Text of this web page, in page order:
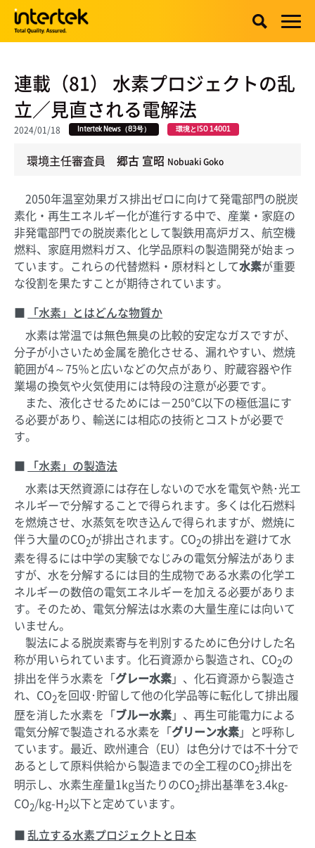
連載（81） 水素プロジェクトの乱
立／見直される電解法
2024/01/18 Intertek News（83号） 環境とISO 14001
環境主任審査員 郷古 宣昭 Nobuaki Goko
2050年温室効果ガス排出ゼロに向けて発電部門の脱炭
素化・再生エネルギー化が進行する中で、産業・家庭の
非発電部門での脱炭素化として製鉄用高炉ガス、航空機
燃料、家庭用燃料ガス、化学品原料の製造開発が始まっ
ています。これらの代替燃料・原材料として水素が重要
な役割を果たすことが期待されています。
「水素」とはどんな物質か
水素は常温では無色無臭の比較的安定なガスですが、
分子が小さいため金属を脆化させる、漏れやすい、燃焼
範囲が4～75％と広いなどの欠点があり、貯蔵容器や作
業場の換気や火気使用には特段の注意が必要です。
また、液化させるためには－250℃以下の極低温にす
る必要があり、輸送には相応の技術とコストが必要で
す。
「水素」の製造法
水素は天然資源には存在しないので水を電気や熱･光エ
ネルギーで分解することで得られます。多くは化石燃料
を燃焼させ、水蒸気を吹き込んで得られますが、燃焼に
伴う大量のCO2が排出されます。CO2の排出を避けて水
素を得るには中学の実験でなじみの電気分解法がありま
すが、水を分解するには目的生成物である水素の化学エ
ネルギーの数倍の電気エネルギーを加える必要がありま
す。そのため、電気分解法は水素の大量生産には向いて
いません。
製法による脱炭素寄与を判別するために色分けした名
称が用いられています。化石資源から製造され、CO2の
排出を伴う水素を「グレー水素」、化石資源から製造さ
れ、CO2を回収･貯留して他の化学品等に転化して排出履
歴を消した水素を「ブルー水素」、再生可能電力による
電気分解で製造される水素を「グリーン水素」と呼称し
ています。最近、欧州連合（EU）は色分けでは不十分で
あるとして原料供給から製造までの全工程のCO2排出を
明示し、水素生産量1kg当たりのCO2排出基準を3.4kg-
CO2/kg-H2以下と定めています。
乱立する水素プロジェクトと日本